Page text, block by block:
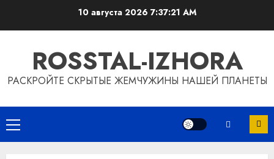
10 августа 2026 7:37:22 AM
ROSSTAL-IZHORA
РАСКРОЙТЕ СКРЫТЫЕ ЖЕМЧУЖИНЫ НАШЕЙ ПЛАНЕТЫ
Основное
меню